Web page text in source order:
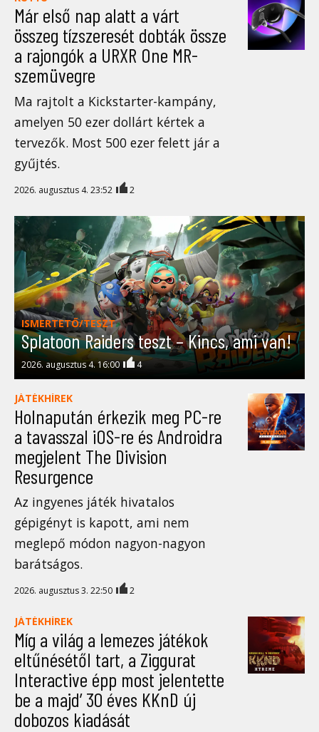
Már első nap alatt a várt
összeg tízszeresét dobták össze
a rajongók a URXR One MR-
szemüvegre
Ma rajtolt a Kickstarter-kampány,
amelyen 50 ezer dollárt kértek a
tervezők. Most 500 ezer felett jár a
gyűjtés.
2026. augusztus 4. 23:52 2
ISMERTETŐ/TESZT
Splatoon Raiders teszt – Kincs, ami van!
2026. augusztus 4. 16:00 4
JÁTÉKHÍREK
Holnapután érkezik meg PC-re
a tavasszal iOS-re és Androidra
megjelent The Division
Resurgence
Az ingyenes játék hivatalos
gépigényt is kapott, ami nem
meglepő módon nagyon-nagyon
barátságos.
2026. augusztus 3. 22:50 2
JÁTÉKHÍREK
Míg a világ a lemezes játékok
eltűnésétől tart, a Ziggurat
Interactive épp most jelentette
be a majd’ 30 éves KKnD új
dobozos kiadását